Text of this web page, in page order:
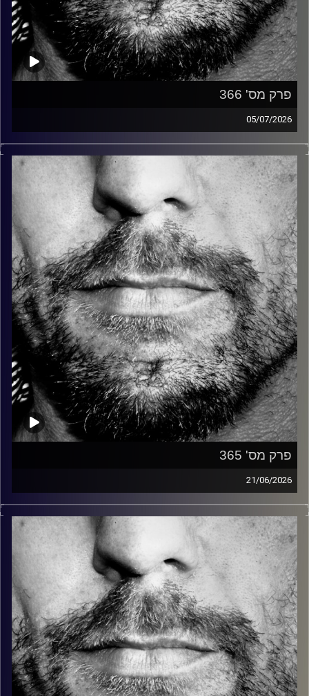
פרק מס' 366
05/07/2026
זיפים, מוזיקה מחוספסת של הופעות חיות. הרבה ג'אם, רוק,
בלוז, bluegrass, ג'אז, Fאנק, פרוגרסיב ואפילו אלקטרוניקה.
כל מה שחי, אמיתי ונושם.
עם שמוליק רגב.
קרדיט תמונות: David Goehring
פרק מס' 365
21/06/2026
זיפים, מוזיקה מחוספסת של הופעות חיות. הרבה ג'אם, רוק,
בלוז, bluegrass, ג'אז, Fאנק, פרוגרסיב ואפילו אלקטרוניקה.
כל מה שחי, אמיתי ונושם.
עם שמוליק רגב.
קרדיט תמונות: David Goehring